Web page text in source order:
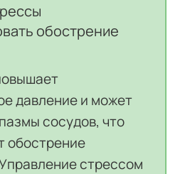
обострение
давление и может
сосудов, что
обострение
стрессом